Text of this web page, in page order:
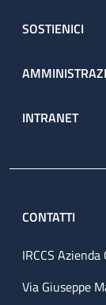
SOSTIENICI
INTRANET
CONTATTI
IRCCS
Via Giuseppe